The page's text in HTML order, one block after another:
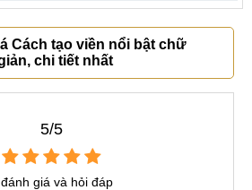
Cách tạo viền nổi bật chữ
chi tiết nhất
5/5
giá và hỏi đáp